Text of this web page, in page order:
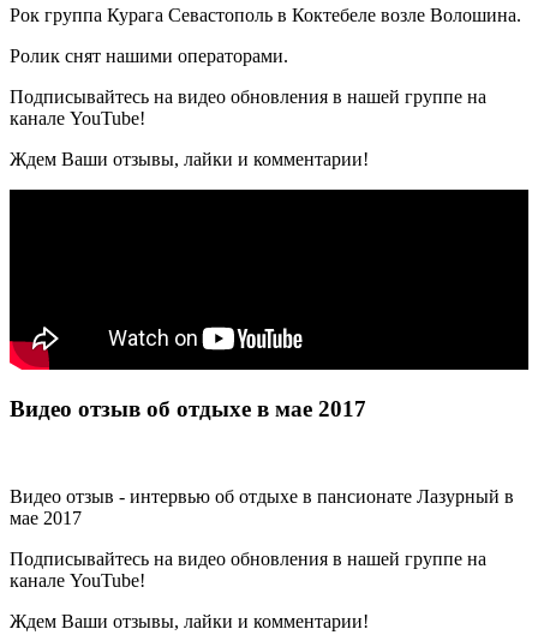
Рок группа Курага Севастополь в Коктебеле возле Волошина.
Ролик снят нашими операторами.
Подписывайтесь на видео обновления в нашей группе на
канале YouTube!
Ждем Ваши отзывы, лайки и комментарии!
Видео отзыв об отдыхе в мае 2017
Видео отзыв - интервью об отдыхе в пансионате Лазурный в
мае 2017
Подписывайтесь на видео обновления в нашей группе на
канале YouTube!
Ждем Ваши отзывы, лайки и комментарии!